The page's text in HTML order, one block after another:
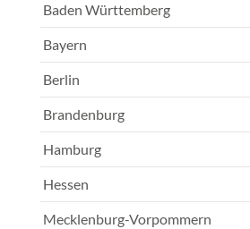
Baden Württemberg
Bayern
Berlin
Brandenburg
Hamburg
Hessen
Mecklenburg-Vorpommern